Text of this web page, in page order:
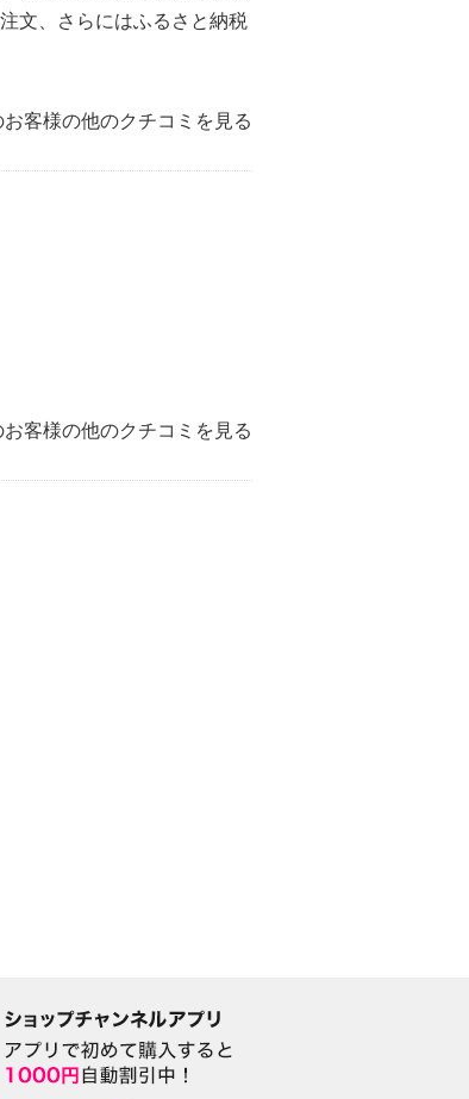
文、さらにはふるさと納税
お客様の他のクチコミを見る
お客様の他のクチコミを見る